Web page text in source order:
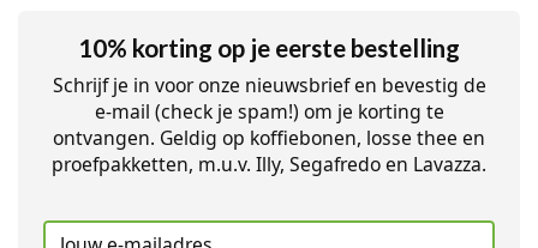
10% korting op je eerste bestelling
Schrijf je in voor onze nieuwsbrief en bevestig de
e-mail (check je spam!) om je korting te
ontvangen. Geldig op koffiebonen, losse thee en
proefpakketten, m.u.v. Illy, Segafredo en Lavazza.